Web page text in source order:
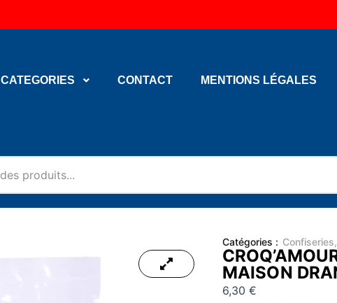
CATEGORIES CONTACT MENTIONS LÉGALES
Catégories : Confiseries,
MAISON
6,30 €